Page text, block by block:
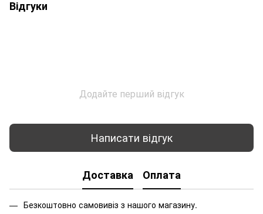
Відгуки
Додайте перший відгук
Написати відгук
Доставка Оплата
Безкоштовно самовивіз з нашого магазину.